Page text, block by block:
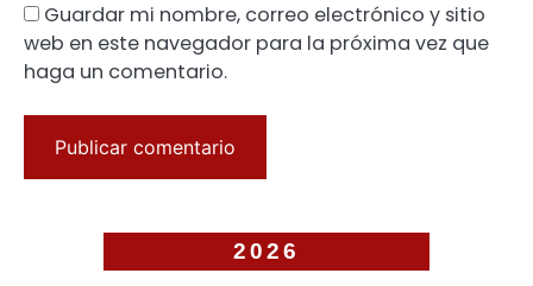
Guardar mi nombre, correo electrónico y sitio
web en este navegador para la próxima vez que
haga un comentario.
2026